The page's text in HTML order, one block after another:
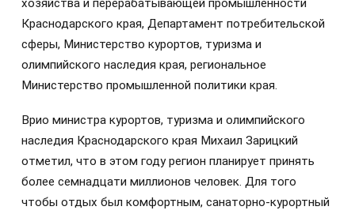
Краснодарского края, Департамент потребительской
сферы, Министерство курортов, туризма и
олимпийского наследия края, региональное
Министерство промышленной политики края.
Врио министра курортов, туризма и олимпийского
наследия Краснодарского края Михаил Зарицкий
отметил, что в этом году регион планирует принять
более семнадцати миллионов человек. Для того
чтобы отдых был комфортным, санаторно-курортный